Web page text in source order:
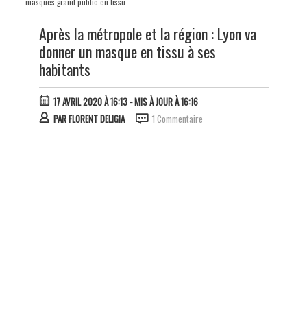
Après la métropole et la région : Lyon va
donner un masque en tissu à ses
habitants
17 AVRIL 2020 À 16:13- MIS À JOUR À 16:16
PARFLORENT DELIGIA 1 Commentaire